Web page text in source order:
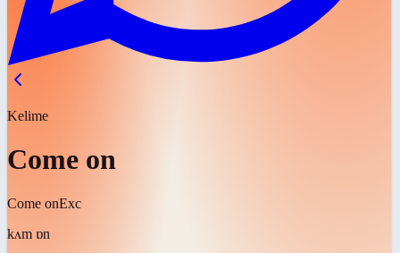
Kelime
Come on
Come onExc
kʌm ɒn